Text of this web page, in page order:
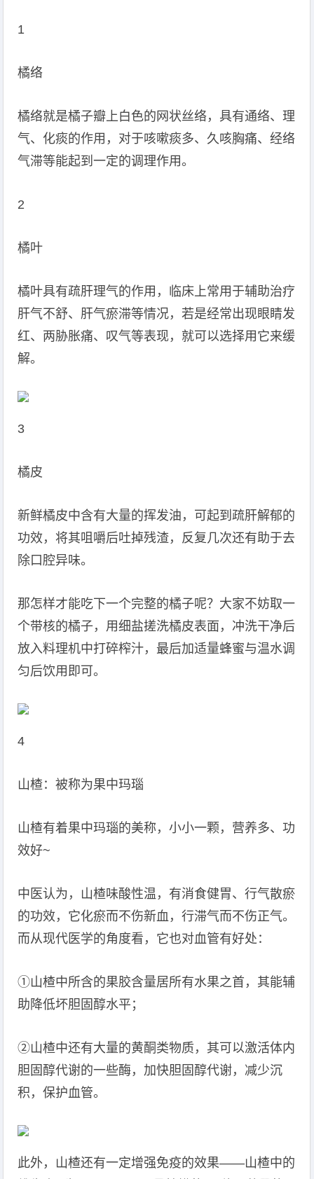
1
橘络
橘络就是橘子瓣上白色的网状丝络，具有通络、理
气、化痰的作用，对于咳嗽痰多、久咳胸痛、经络
气滞等能起到一定的调理作用。
2
橘叶
橘叶具有疏肝理气的作用，临床上常用于辅助治疗
肝气不舒、肝气瘀滞等情况，若是经常出现眼睛发
红、两胁胀痛、叹气等表现，就可以选择用它来缓
解。
3
橘皮
新鲜橘皮中含有大量的挥发油，可起到疏肝解郁的
功效，将其咀嚼后吐掉残渣，反复几次还有助于去
除口腔异味。
那怎样才能吃下一个完整的橘子呢？大家不妨取一
个带核的橘子，用细盐搓洗橘皮表面，冲洗干净后
放入料理机中打碎榨汁，最后加适量蜂蜜与温水调
匀后饮用即可。
4
山楂：被称为果中玛瑙
山楂有着果中玛瑙的美称，小小一颗，营养多、功
效好~
中医认为，山楂味酸性温，有消食健胃、行气散瘀
的功效，它化瘀而不伤新血，行滞气而不伤正气。
而从现代医学的角度看，它也对血管有好处：
①山楂中所含的果胶含量居所有水果之首，其能辅
助降低坏胆固醇水平；
②山楂中还有大量的黄酮类物质，其可以激活体内
胆固醇代谢的一些酶，加快胆固醇代谢，减少沉
积，保护血管。
此外，山楂还有一定增强免疫的效果——山楂中的